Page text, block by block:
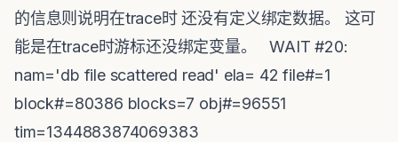
的信息则说明在trace时 还没有定义绑定数据。 这可
能是在trace时游标还没绑定变量。WAIT #20:
nam='db file scattered read' ela= 42 file#=1
block#=80386 blocks=7 obj#=96551
tim=1344883874069383